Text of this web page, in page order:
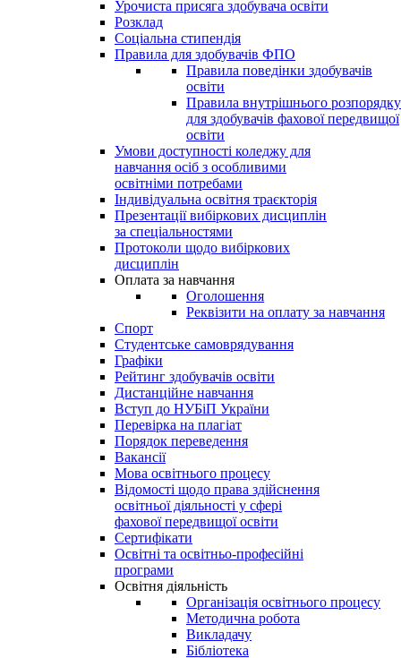
Урочиста присяга здобувача освіти
Розклад
Соціальна стипендія
Правила для здобувачів ФПО
Правила поведінки здобувачів
освіти
Правила внутрішнього розпорядку
для здобувачів фахової передвищої
освіти
Умови доступності коледжу для
навчання осіб з особливими
освітніми потребами
Індивідуальна освітня траєкторія
Презентації вибіркових дисциплін
за спеціальностями
Протоколи щодо вибіркових
дисциплін
Оплата за навчання
Оголошення
Реквізити на оплату за навчання
Спорт
Студентське самоврядування
Графіки
Рейтинг здобувачів освіти
Дистанційне навчання
Вступ до НУБіП України
Перевірка на плагіат
Порядок переведення
Вакансії
Мова освітнього процесу
Відомості щодо права здійснення
освітньої діяльності у сфері
фахової передвищої освіти
Сертифікати
Освітні та освітньо-професійні
програми
Освітня діяльність
Організація освітнього процесу
Методична робота
Викладачу
Бібліотека